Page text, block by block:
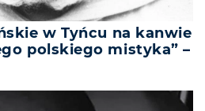
w Tyńcu na kanwie
polskiego mistyka” –